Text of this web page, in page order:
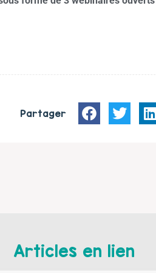
Partager
Articles en lien